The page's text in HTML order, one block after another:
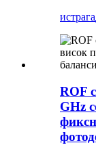
истрага
ROF
GHz